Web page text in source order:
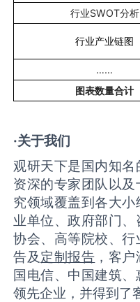
行业SWOT分析
行业产业链图
……
图表数量合计
·关于我们
观研天下是国内知
资深的专家团队以
究领域覆盖到各大
业单位、政府部门
协会、高等院校、
告及定制报告 ，客
国电信、中国建筑
领先企业，并得到了